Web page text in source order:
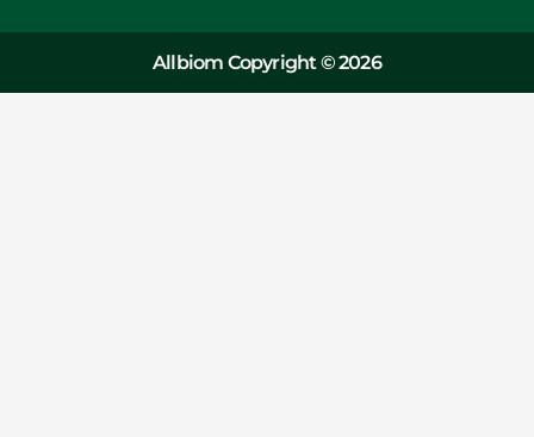
Allbiom Copyright © 2026